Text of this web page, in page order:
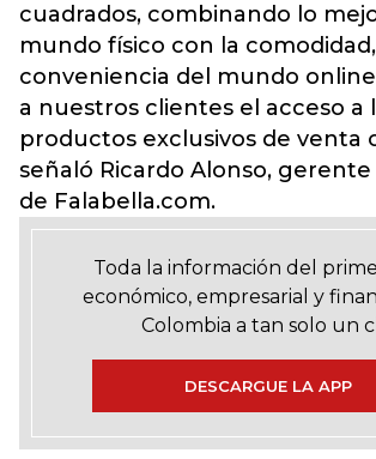
cuadrados, combinando lo
mundo físico con la
conveniencia del mundo
a nuestros clientes el acceso a
productos exclusivos de venta
señaló Ricardo Alonso,
de Falabella.com.
Toda la información del
económico, empresarial y
Colombia a tan solo un
DESCARGUE LA APP